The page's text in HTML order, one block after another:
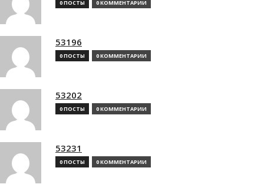
0 ПОСТЫ 0 КОММЕНТАРИИ
53196
0 ПОСТЫ 0 КОММЕНТАРИИ
53202
0 ПОСТЫ 0 КОММЕНТАРИИ
53231
0 ПОСТЫ 0 КОММЕНТАРИИ